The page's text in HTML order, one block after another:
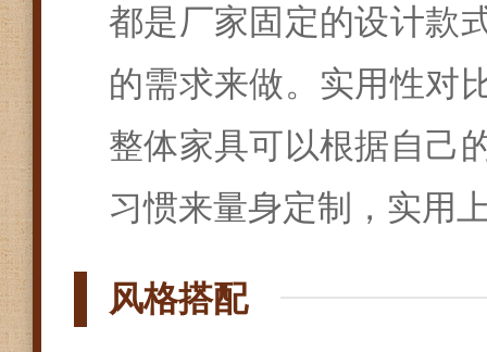
都是厂家固定的设计款
的需求来做。实用性对
整体家具可以根据自己
习惯来量身定制，实用
风格搭配